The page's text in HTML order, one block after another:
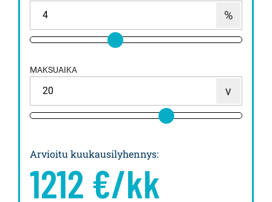
MAKSUAIKA
Arvioitu kuukausilyhennys:
1212 €/kk